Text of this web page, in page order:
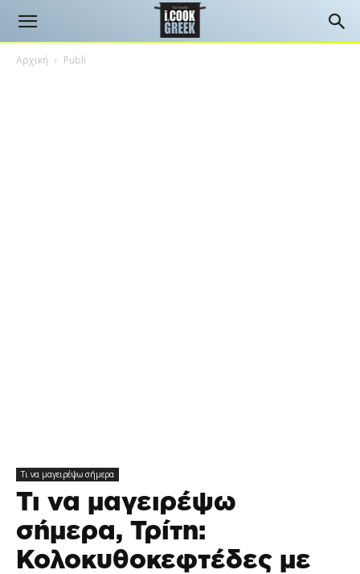
Αρχική Publi
Τι να μαγειρέψω σήμερα
Τι να μαγειρέψω
σήμερα, Τρίτη:
Κολοκυθοκεφτέδες με